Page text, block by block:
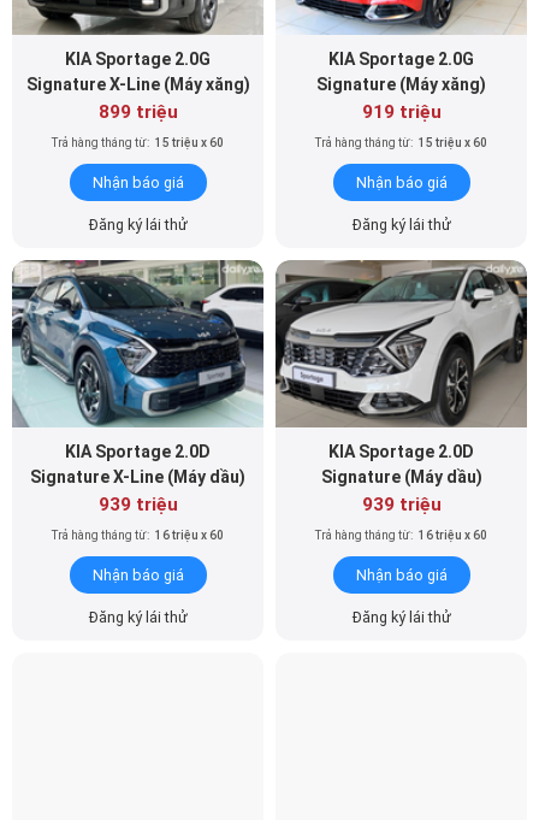
KIA Sportage 2.0G
Signature X-Line (Máy xăng)
899 triệu
Trả hàng tháng từ: 15 triệu x 60
KIA Sportage 2.0G
Signature (Máy xăng)
919 triệu
Trả hàng tháng từ: 15 triệu x 60
KIA Sportage 2.0D
Signature X-Line (Máy dầu)
939 triệu
Trả hàng tháng từ: 16 triệu x 60
KIA Sportage 2.0D
Signature (Máy dầu)
939 triệu
Trả hàng tháng từ: 16 triệu x 60